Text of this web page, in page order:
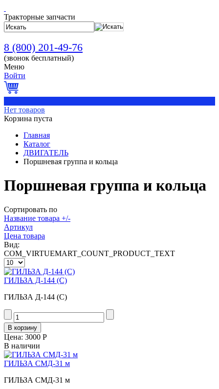
Тракторные запчасти
8 (800) 201-49-76
(звонок бесплатный)
Меню
Войти
Нет товаров
Корзина пуста
Главная
Каталог
ДВИГАТЕЛЬ
Поршневая группа и кольца
Поршневая группа и кольца
Сортировать по
Название товара +/-
Артикул
Цена товара
Вид:
COM_VIRTUEMART_COUNT_PRODUCT_TEXT
ГИЛЬЗА Д-144 (С)
ГИЛЬЗА Д-144 (С)
Цена: 3000 Р
В наличии
ГИЛЬЗА СМД-31 м
ГИЛЬЗА СМД-31 м